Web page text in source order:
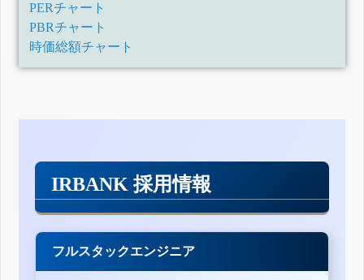
2021年3月期決算短信〔日本基準〕(連結)
2021年3月期通期業績予想及び期末配当予想の修正に関する
お知らせ
2021年3月期第3四半期決算短信〔日本基準〕(連結)
2021年3月期第2四半期業績予想と実績との差異及び通期業
2020年3月期決算短信〔日本基準〕(連結)
2020年3月期第3四半期決算短信〔日本基準〕(連結)
2020年3月期第2四半期決算短信〔日本基準〕(連結)
想の修正並びに剰余金の配当(中間配当)及び期末配当予想の
修正に関するお知らせ
PERチャート
PBRチャート
時価総額チャート
IRBANK 採用情報
フルスタックエンジニア